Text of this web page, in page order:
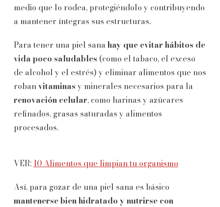
medio que lo rodea, protegiéndolo y contribuyendo
a mantener íntegras sus estructuras.
Para tener una piel sana hay que evitar hábitos de
vida poco saludables (como el tabaco, el exceso
de alcohol y el estrés) y eliminar alimentos que nos
robanvitaminas y minerales necesarios para la
renovación celular, como harinas y azúcares
refinados, grasas saturadas y alimentos
procesados.
VER: 10 Alimentos que limpian tu organismo
Así, para gozar de una piel sana es básico
mantenerse bien hidratado y nutrirse con